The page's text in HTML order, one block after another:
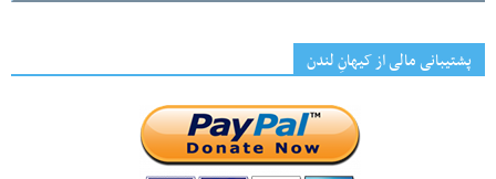
پشتیبانی مالی از کیهانِ لندن